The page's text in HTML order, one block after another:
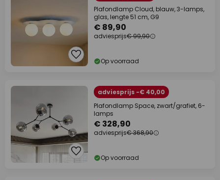
Plafondlamp Cloud, blauw, 3-lamps,
glas, lengte 51 cm, G9
€ 89,90
adviesprijs€ 99,90
Op voorraad
adviesprijs -€ 40,00
Plafondlamp Space, zwart/grafiet, 6-
lamps
€ 328,90
adviesprijs€ 368,90
Op voorraad